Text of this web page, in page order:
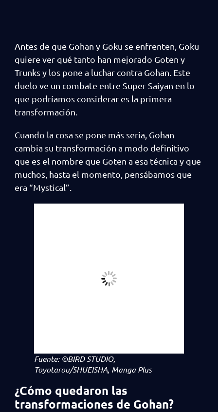
Antes de que Gohan y Goku se enfrenten, Goku
quiere ver qué tanto han mejorado Goten y
Trunks y los pone a luchar contra Gohan. Este
duelo ve un combate entre Super Saiyan en lo
que podríamos considerar es la primera
transformación.
Cuando la cosa se pone más seria, Gohan
cambia su transformación a modo definitivo
que es el nombre que Goten a esa técnica y que
muchos, hasta el momento, pensábamos que
era “Mystical”.
Fuente: ©BIRD STUDIO,
Toyotarou/SHUEISHA, Manga Plus
¿Cómo quedaron las
transformaciones de Gohan?